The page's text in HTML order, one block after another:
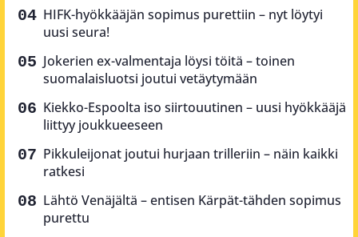
HIFK-hyökkääjän sopimus purettiin – nyt löytyi
uusi seura!
Jokerien ex-valmentaja löysi töitä – toinen
suomalaisluotsi joutui vetäytymään
Kiekko-Espoolta iso siirtouutinen – uusi hyökkääjä
liittyy joukkueeseen
Pikkuleijonat joutui hurjaan trilleriin – näin kaikki
ratkesi
Lähtö Venäjältä – entisen Kärpät-tähden sopimus
purettu